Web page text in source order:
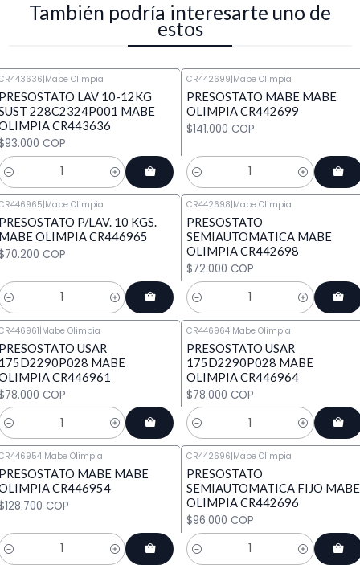
También podría interesarte uno de
estos
|Mabe Olimpia
LAV 10-12KG
228C2324P001 MABE
CR443636
COP
CR442699|Mabe Olimpia
PRESOSTATO MABE MABE
OLIMPIA CR442699
$141.000 COP
Cantidad
|Mabe Olimpia
P/LAV. 10 KGS.
OLIMPIA CR446965
COP
CR442698|Mabe Olimpia
PRESOSTATO
SEMIAUTOMATICA MABE
OLIMPIA CR442698
$72.000 COP
Cantidad
|Mabe Olimpia
USAR
MABE
CR446961
COP
CR446964|Mabe Olimpia
PRESOSTATO USAR
175D2290P028 MABE
OLIMPIA CR446964
$78.000 COP
Cantidad
|Mabe Olimpia
MABE MABE
CR446954
COP
CR442696|Mabe Olimpia
PRESOSTATO
SEMIAUTOMATICA FIJO MABE
OLIMPIA CR442696
$96.000 COP
Cantidad